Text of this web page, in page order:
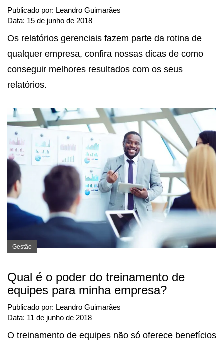
Publicado por: Leandro Guimarães
Data: 15 de junho de 2018
Os relatórios gerenciais fazem parte da rotina de
qualquer empresa, confira nossas dicas de como
conseguir melhores resultados com os seus
relatórios.
Gestão
Qual é o poder do treinamento de
equipes para minha empresa?
Publicado por: Leandro Guimarães
Data: 11 de junho de 2018
O treinamento de equipes não só oferece benefícios